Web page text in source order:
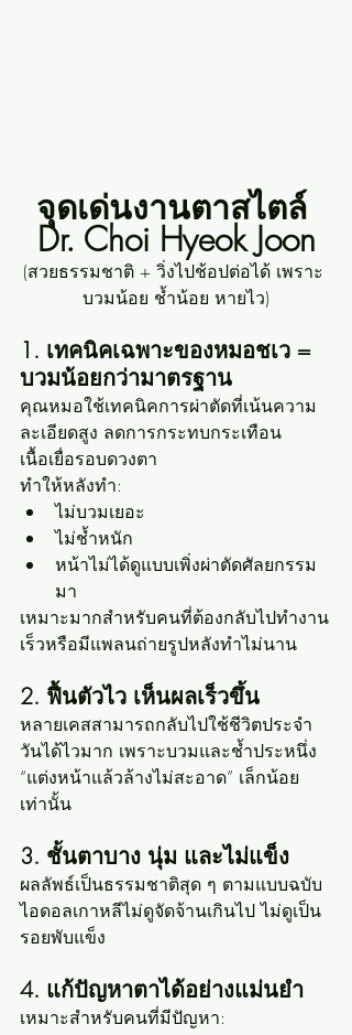
จุดเด่นงานตาสไตล์
Dr. Choi Hyeok Joon
(สวยธรรมชาติ + วิ่งไปช้อปต่อได้ เพราะ
บวมน้อย ช้ำน้อย หายไว)
1. เทคนิคเฉพาะของหมอชเว =
บวมน้อยกว่ามาตรฐาน
คุณหมอใช้เทคนิคการผ่าตัดที่เน้นความ
ละเอียดสูง ลดการกระทบกระเทือน
เนื้อเยื่อรอบดวงตา
ทำให้หลังทำ:
ไม่บวมเยอะ
ไม่ช้ำหนัก
หน้าไม่ได้ดูแบบเพิ่งผ่าตัดศัลยกรรม
มา
เหมาะมากสำหรับคนที่ต้องกลับไปทำงาน
เร็วหรือมีแพลนถ่ายรูปหลังทำไม่นาน
2. ฟื้นตัวไว เห็นผลเร็วขึ้น
หลายเคสสามารถกลับไปใช้ชีวิตประจำ
วันได้ไวมาก เพราะบวมและช้ำประหนึ่ง
“แต่งหน้าแล้วล้างไม่สะอาด” เล็กน้อย
เท่านั้น
3. ชั้นตาบาง นุ่ม และไม่แข็ง
ผลลัพธ์เป็นธรรมชาติสุด ๆ ตามแบบฉบับ
ไอดอลเกาหลีไม่ดูจัดจ้านเกินไป ไม่ดูเป็น
รอยพับแข็ง
4. แก้ปัญหาตาได้อย่างแม่นยำ
เหมาะสำหรับคนที่มีปัญหา: